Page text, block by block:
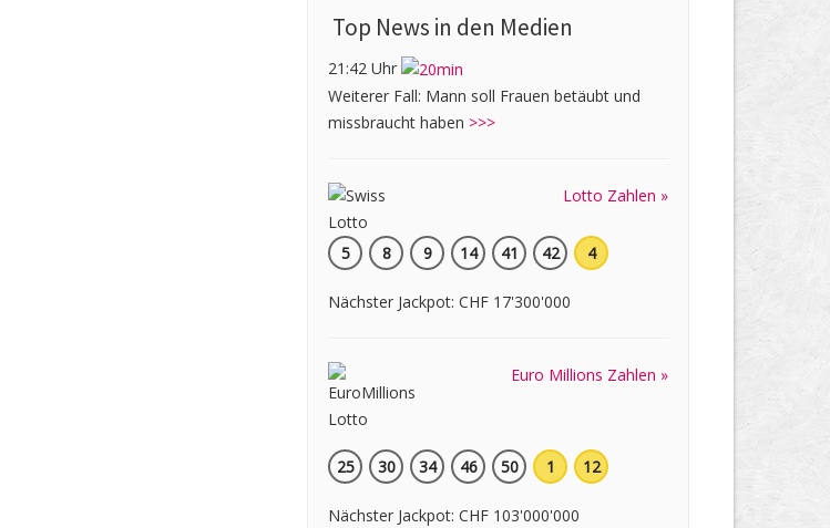
Top News in den Medien
21:42 Uhr
Weiterer Fall: Mann soll Frauen betäubt und
missbraucht haben >>>
Lotto Zahlen »
5 8 9 14 41 42 4
Nächster Jackpot: CHF 17'300'000
Euro Millions Zahlen »
25 30 34 46 50 1 12
Nächster Jackpot: CHF 103'000'000